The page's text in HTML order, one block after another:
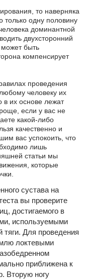
то наверняка
только одну половину
доминантной
двухсторонний
может быть
компенсирует
проведения
человеку их
в их основе лежат
если у вас не
какой-либо
качественно и
вас успокоить, что
лишь
статьи мы
которые
сустава на
вы проверите
достигаемого в
используемыми
тяги. Для проведения
локтевыми
приближена к
Вторую ногу